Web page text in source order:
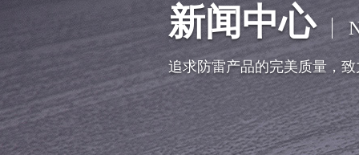
新闻中心
追求防雷产品的完美质量，